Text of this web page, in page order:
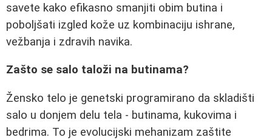
savete kako efikasno smanjiti obim butina i
poboljšati izgled kože uz kombinaciju ishrane,
vežbanja i zdravih navika.
Zašto se salo taloži na butinama?
Žensko telo je genetski programirano da skladišti
salo u donjem delu tela - butinama, kukovima i
bedrima. To je evolucijski mehanizam zaštite